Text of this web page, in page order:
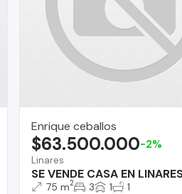
Enrique ceballos
Linares
SE VENDE CASA EN
$63.500.000-2%
75 m2 3 1 1